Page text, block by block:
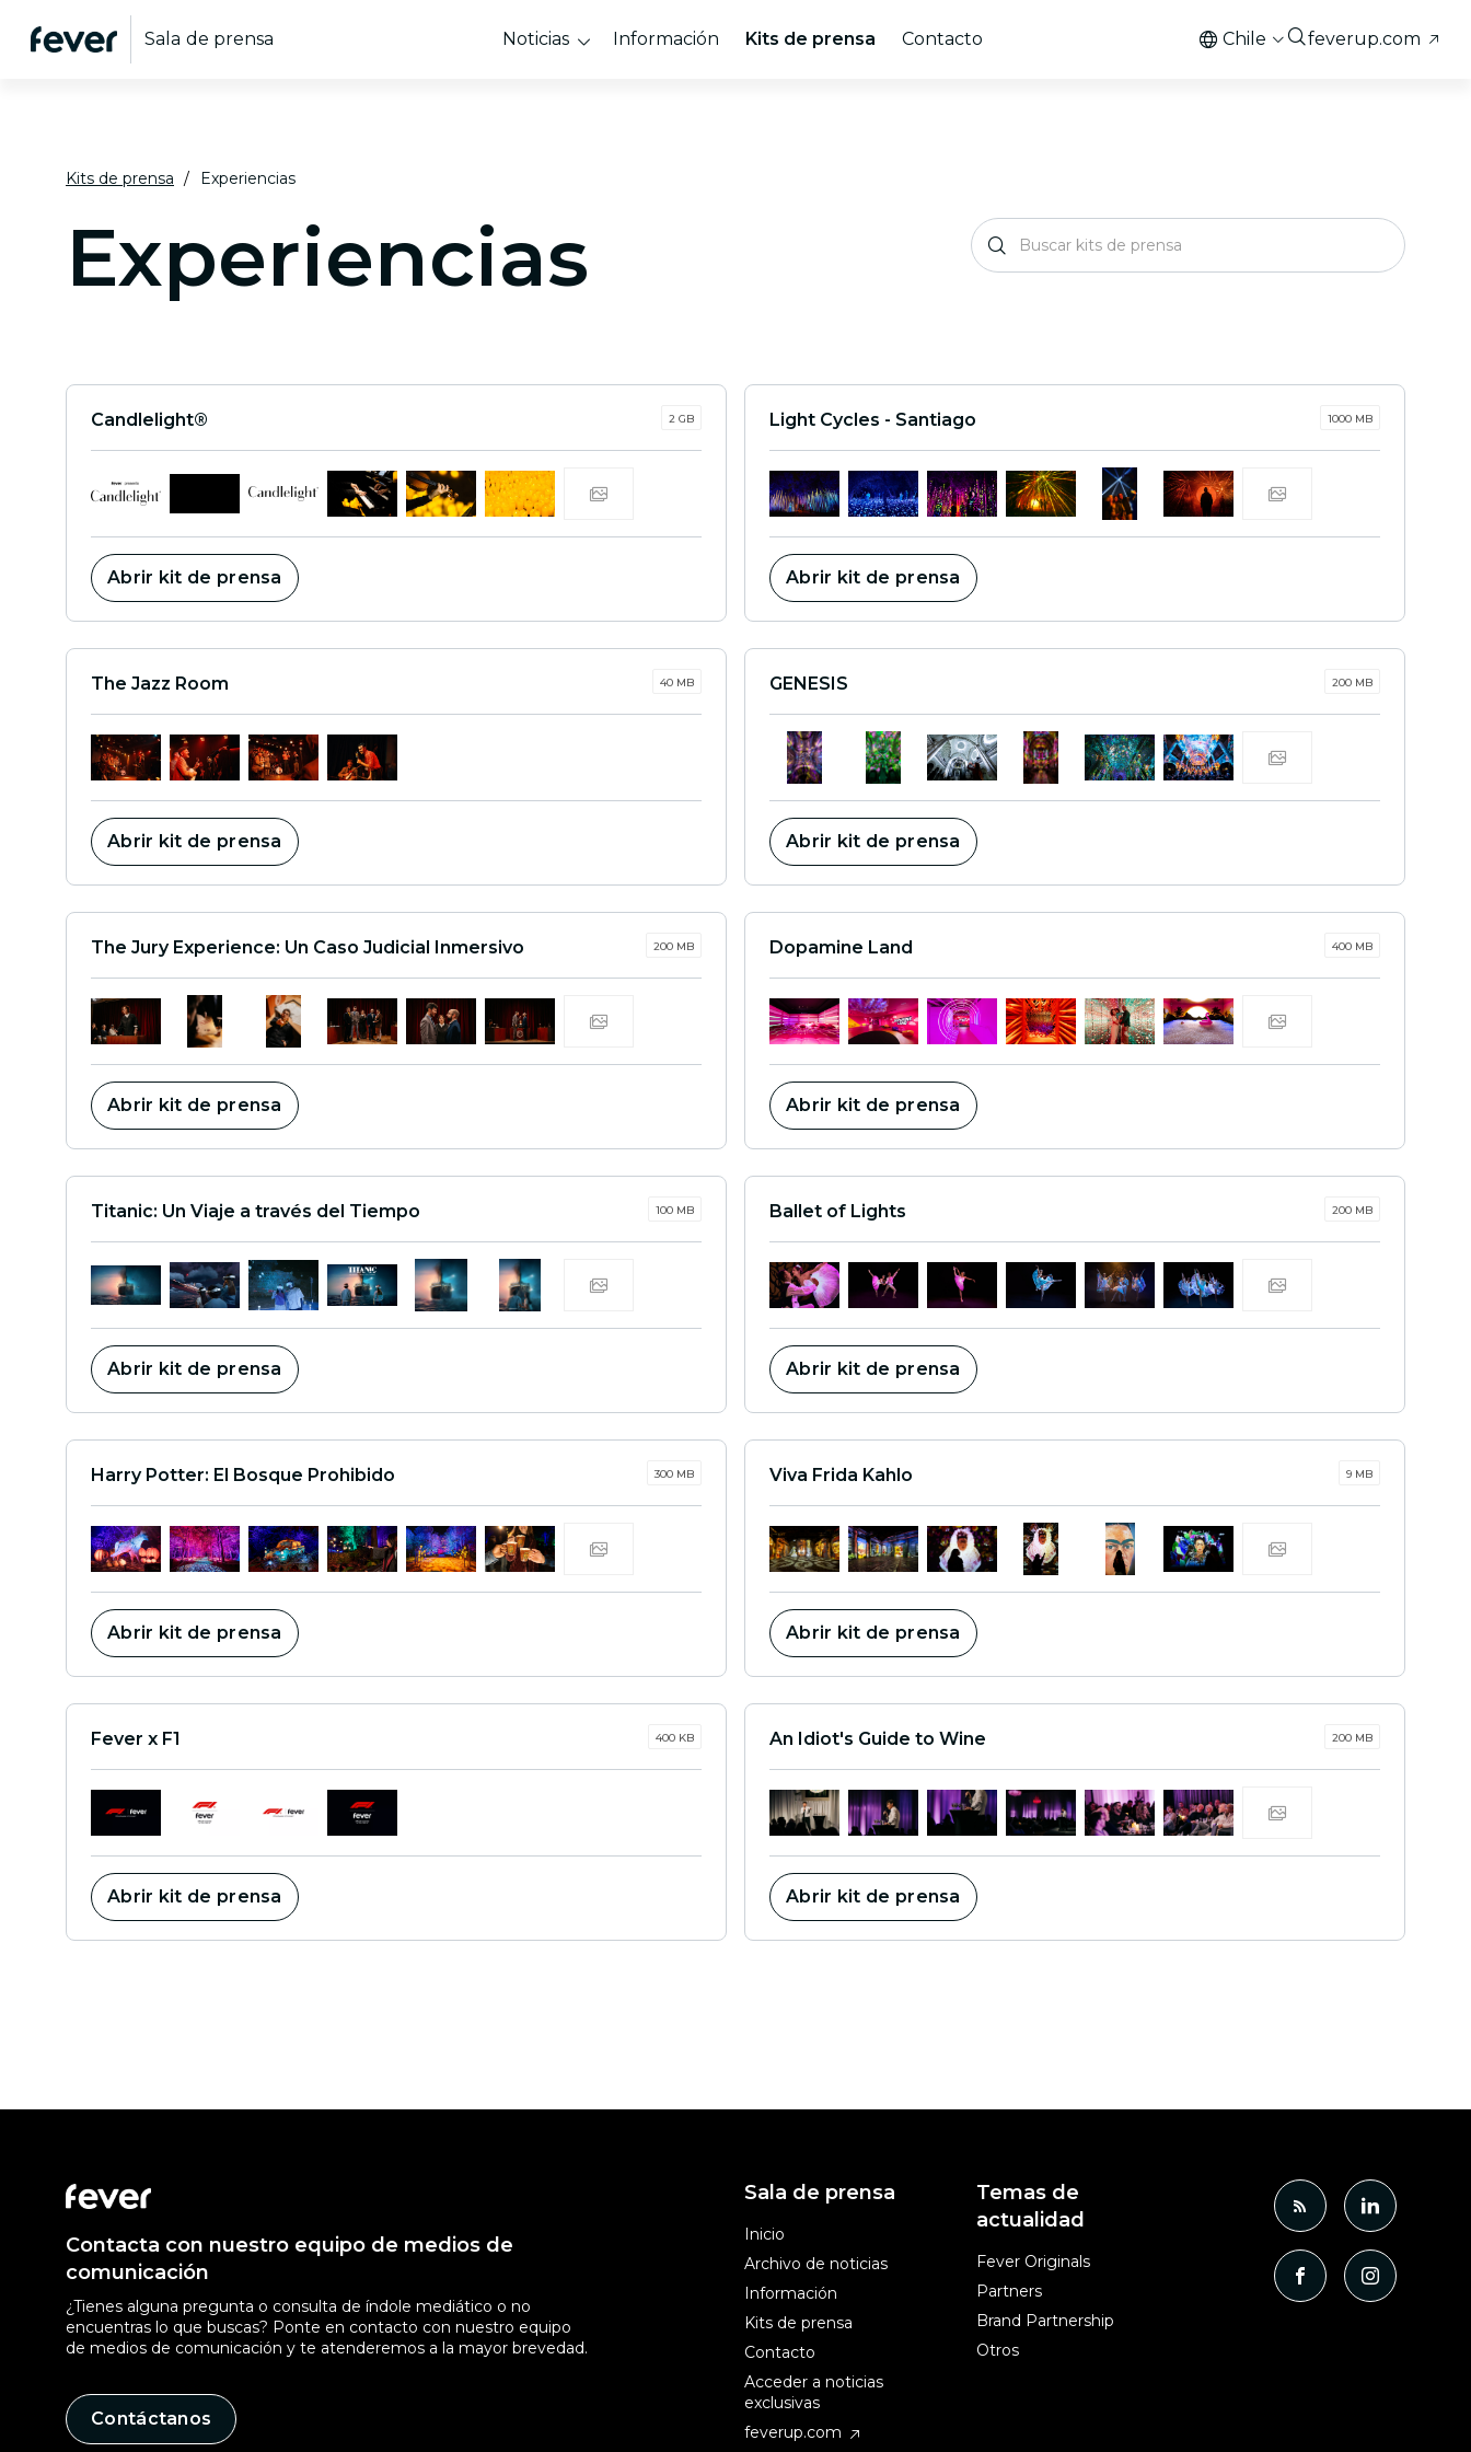
Sala de prensa Noticias Información Kits de prensa Contacto Chile feverup.com
Kits de prensa Experiencias
Experiencias
Candlelight® 2 GB
Abrir kit de prensa
Light Cycles - Santiago 1000 MB
Abrir kit de prensa
The Jazz Room 40 MB
Abrir kit de prensa
GENESIS 200 MB
Abrir kit de prensa
The Jury Experience: Un Caso Judicial Inmersivo 200 MB
Abrir kit de prensa
Dopamine Land 400 MB
Abrir kit de prensa
Titanic: Un Viaje a través del Tiempo 100 MB
Abrir kit de prensa
Ballet of Lights 200 MB
Abrir kit de prensa
Harry Potter: El Bosque Prohibido 300 MB
Abrir kit de prensa
Viva Frida Kahlo 9 MB
Abrir kit de prensa
Fever x F1 400 KB
Abrir kit de prensa
An Idiot's Guide to Wine 200 MB
Abrir kit de prensa
Contacta con nuestro equipo de medios de
comunicación
¿Tienes alguna pregunta o consulta de índole mediático o no
encuentras lo que buscas? Ponte en contacto con nuestro equipo
de medios de comunicación y te atenderemos a la mayor brevedad.
Contáctanos
Sala de prensa
Inicio
Archivo de noticias
Información
Kits de prensa
Contacto
Acceder a noticias
exclusivas
feverup.com
Temas de
actualidad
Fever Originals
Partners
Brand Partnership
Otros